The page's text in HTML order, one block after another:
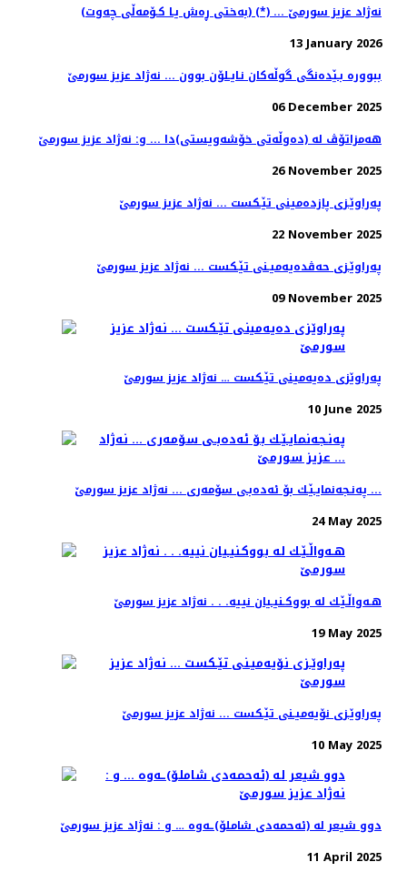
(به‌ختی ڕه‌ش یـا كـۆمه‌ڵی چه‌وت) (*) ... نه‌ژاد عزیز سورمێ
13 January 2026
ببووره‌ بـێده‌نگی گوڵه‌كان نـایـلۆن بوون ... نه‌ژاد عزیز سورمێ
06 December 2025
هه‌مزاتۆڤ له‌ (ده‌وڵه‌تی خۆشه‌ویستی)دا ... و: نه‌ژاد عزیز سورمێ
26 November 2025
په‌راوێـزی پازده‌مینی تێـكست ... نه‌ژاد عزیز سورمێ
22 November 2025
په‌راوێـزی حه‌ڤده‌یه‌میـنی تێـكست ... نه‌ژاد عزیز سورمێ
09 November 2025
په‌راوێزی ده‌یه‌مینی تێـكست‌ … نه‌ژاد عزیز سورمێ
10 June 2025
په‌نـجه‌نمایـێـك بۆ ئه‌ده‌بـی سۆمه‌ری ... نه‌ژاد عزیز سورمێ ...
24 May 2025
هـه‌واڵـێـك له‌ بووكـنیـیان نییه‌. . . نه‌ژاد عزیز سورمێ
19 May 2025
په‌راوێـزی نۆیه‌میـنی تێـكست ... نه‌ژاد عزیز سورمێ
10 May 2025
دوو شیعر له‌ (ئه‌حمه‌دی شاملۆ)ـه‌وه‌ … و : نه‌ژاد عزیز سورمێ
11 April 2025